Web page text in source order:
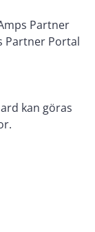
Partner
Partner Portal
kan göras